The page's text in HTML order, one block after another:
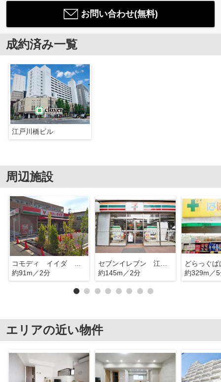
お問い合わせ(無料)
成約済み一覧
江戸川橋ビル
周辺施設
約91m／2分
約145m／2分
約329m／
エリアの近い物件